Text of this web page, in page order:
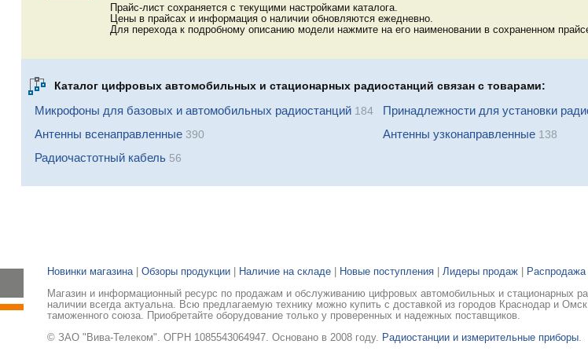
Прайс-лист сохраняется с текущими настройками каталога.
Цены в прайсах и информация о наличии обновляются ежедневно.
Для перехода к подробному описанию модели нажмите на его наименовании в сохраненном
Каталог цифровых автомобильных и стационарных радиостанций связан с товарами:
Микрофоны для базовых и автомобильных радиостанций184 Принадлежности для установки
Антенны всенаправленные390 Антенны узконаправленные138
Радиочастотный кабель56
Новинки магазина| Обзоры продукции Наличие на складе Новые поступления Лидеры продаж Распродажа|
Магазин и информационный ресурс по продажам и обслуживанию цифровых автомобильных и стационарных
наличии всегда актуальна. Всю предлагаемую технику можно купить с доставкой из городов Краснодар и
таможенного союза. Приобретайте оборудование только у проверенных и надежных поставщиков.
© ЗАО "Вива-Телеком". ОГРН 1085543064947. Основано в 2008 году. Радиостанции и измерительные приборы.